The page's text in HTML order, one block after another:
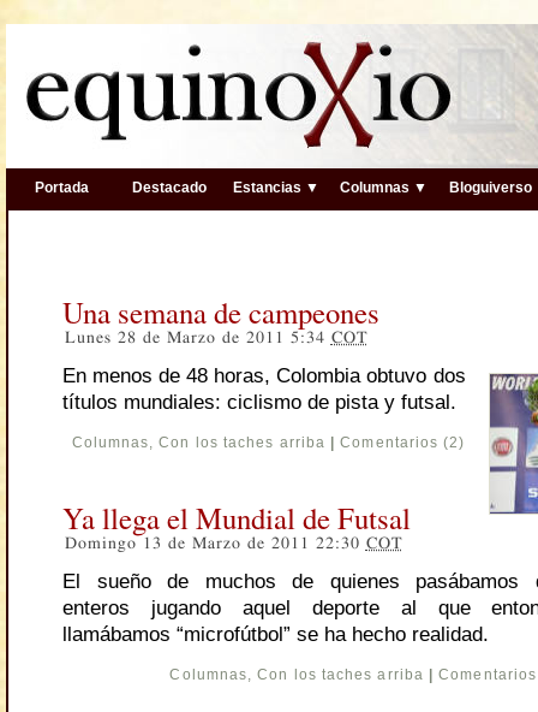
Portada Destacado Estancias ▼ Columnas ▼ Bloguiverso
Una semana de campeones
Lunes 28 de Marzo de 2011 5:34 COT
En menos de 48 horas, Colombia obtuvo dos
títulos mundiales: ciclismo de pista y futsal.
Columnas,Con los taches arriba Comentarios (2)
Ya llega el Mundial de Futsal
Domingo 13 de Marzo de 2011 22:30 COT
El sueño de muchos de quienes pasábamos
enteros jugando aquel deporte al que
llamábamos “microfútbol” se ha hecho realidad.
Columnas,Con los taches arriba